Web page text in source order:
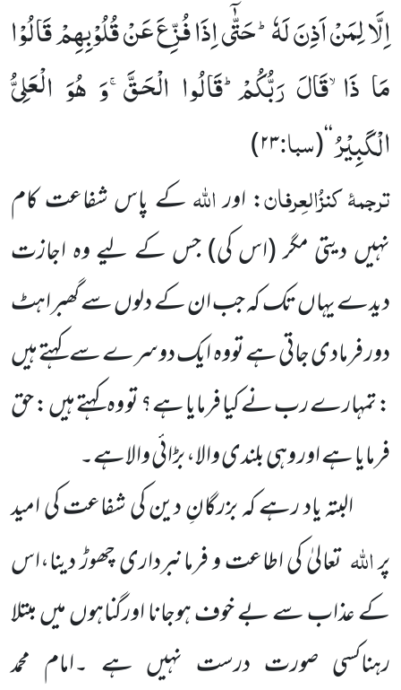
اِلَّا لِمَنْ اَذِنَ لَهٗؕ-حَتّٰۤى اِذَا فُزِّعَ عَنْ قُلُوْبِهِمْ قَالُوْا
مَا ذَاۙ-قَالَ رَبُّكُمْؕ-قَالُوا الْحَقَّۚ-وَ هُوَ الْعَلِیُّ
الْكَبِیْرُ‘‘(سبا:۲۳)
ترجمۂ کنزُالعِرفان: اوراللہکے پاس شفاعت کام
نہیں دیتی مگر (اس کی) جس کے لیے وہ اجازت
دیدے یہاں تک کہ جب ان کے دلوں سے گھبراہٹ
دور فرمادی جاتی ہے تووہ ایک دوسرے سے کہتے ہیں
: تمہارے رب نے کیا فرمایا ہے؟ تو وہ کہتے ہیں : حق
فرمایا ہے اور وہی بلندی والا، بڑائی والاہے۔
البتہ یاد رہے کہ بزرگانِ دین کی شفاعت کی امید
پراللہتعالیٰ کی اطاعت و فرمانبرداری چھوڑ دینا،اس
کے عذاب سے بے خوف ہوجانا اورگناہوں میں مبتلا
رہناکسی صورت درست نہیں ہے ۔امام محمد